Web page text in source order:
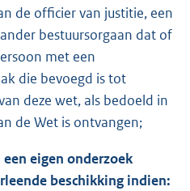
de officier van justitie, een
bestuursorgaan dat of
met een
die bevoegd is tot
deze wet, als bedoeld in
de Wet is ontvangen;
eigen onderzoek
beschikking indien: